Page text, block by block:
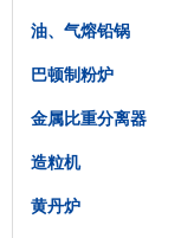
油、气熔铅锅
巴顿制粉炉
金属比重分离器
造粒机
黄丹炉